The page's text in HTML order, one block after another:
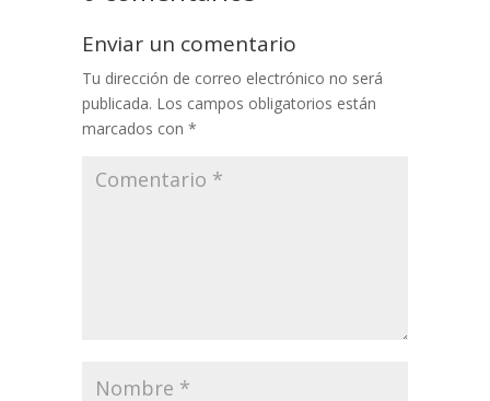
Enviar un comentario
Tu dirección de correo electrónico no será
publicada. Los campos obligatorios están
marcados con *